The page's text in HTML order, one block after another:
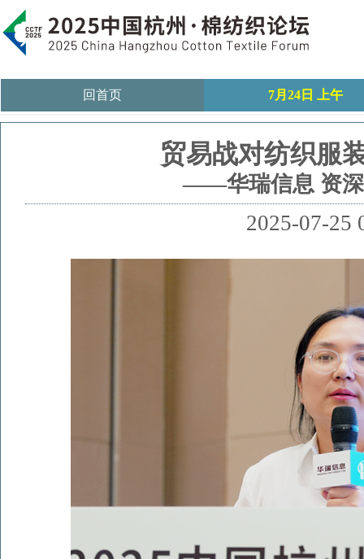
回首页 7月24日 上午
贸易战对纺织服
——华瑞信息 资深
2025-07-25